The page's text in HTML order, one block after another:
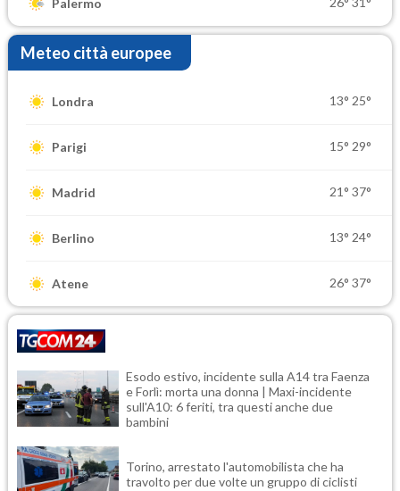
Palermo
Meteo città europee
Londra 13° 25°
Parigi 15° 29°
Madrid 21° 37°
Berlino 13° 24°
Atene 26° 37°
Esodo estivo, incidente sulla A14 tra Faenza
e Forlì: morta una donna | Maxi-incidente
sull'A10: 6 feriti, tra questi anche due
bambini
Torino, arrestato l'automobilista che ha
travolto per due volte un gruppo di ciclisti